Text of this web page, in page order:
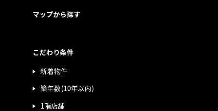
マップから探す
こだわり条件
新着物件
築年数(10年以内)
1階店舗